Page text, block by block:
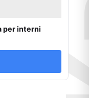
per interni